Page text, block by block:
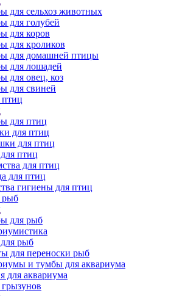
для сельхоз животных
для голубей
для коров
для кроликов
для домашней птицы
для лошадей
для овец, коз
для свиней
для птиц
для птиц
для птиц
птиц
для птиц
для птиц
гигиены для птиц
рыб
для рыб
рыб
для переноски рыб
и тумбы для аквариума
для аквариума